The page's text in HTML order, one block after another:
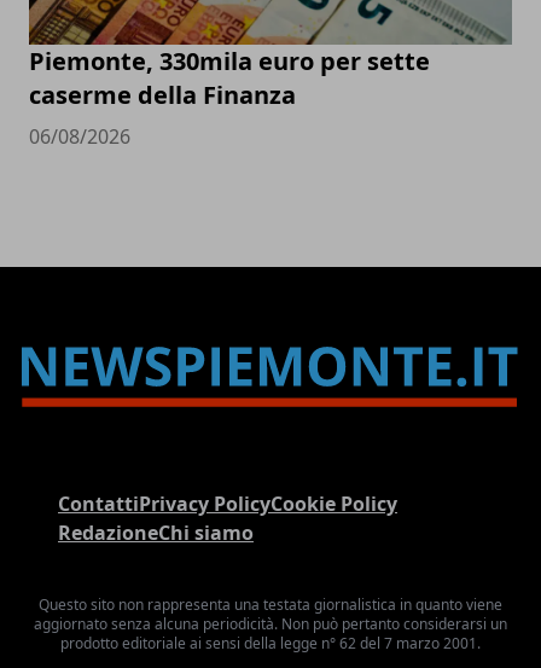
Piemonte, 330mila euro per sette
caserme della Finanza
06/08/2026
ContattiPrivacy PolicyCookie Policy
RedazioneChi siamo
Questo sito non rappresenta una testata giornalistica in quanto viene
aggiornato senza alcuna periodicità. Non può pertanto considerarsi un
prodotto editoriale ai sensi della legge n° 62 del 7 marzo 2001.